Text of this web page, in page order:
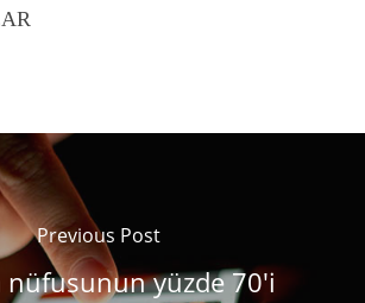
Previous Post
nüfusunun yüzde 70'i